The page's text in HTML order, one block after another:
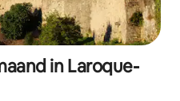
in Laroque-